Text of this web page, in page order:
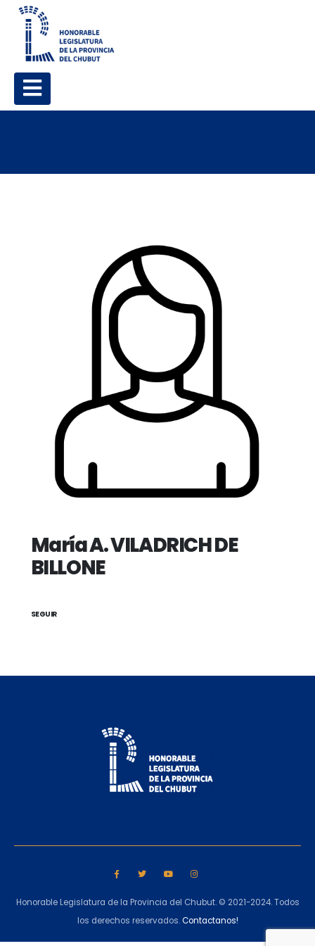
María A. VILADRICH DE
BILLONE
SEGUIR
Honorable Legislatura de la Provincia del Chubut. © 2021-2024. Todos
los derechos reservados.Contactanos!